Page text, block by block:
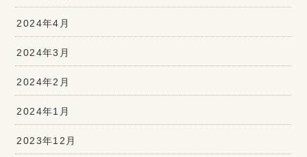
2024年4月
2024年3月
2024年2月
2024年1月
2023年12月